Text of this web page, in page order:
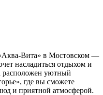
Вита» в Мостовском —
насладиться отдыхом и
расположен уютный
где вы сможете
и приятной атмосферой.